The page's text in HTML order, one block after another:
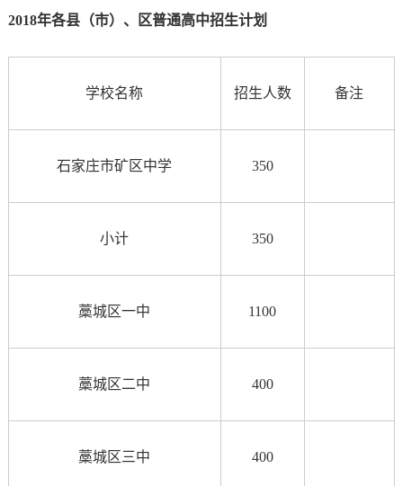
2018年各县（市）、区普通高中招生计划
学校名称 招生人数 备注
石家庄市矿区中学 350
小计 350
藁城区一中 1100
藁城区二中 400
藁城区三中 400